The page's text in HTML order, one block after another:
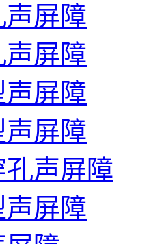
屏障
屏障
屏障
屏障
声屏障
屏障